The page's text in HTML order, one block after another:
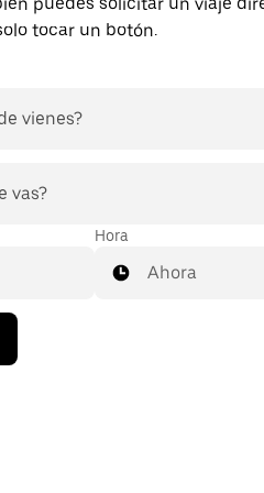
tocar un botón.
vienes?
vas?
Hora
Ahora